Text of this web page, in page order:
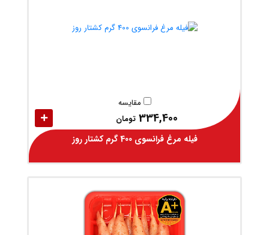
مقایسه
334,400 تومان
فیله مرغ فرانسوی 400 گرم کشتار روز